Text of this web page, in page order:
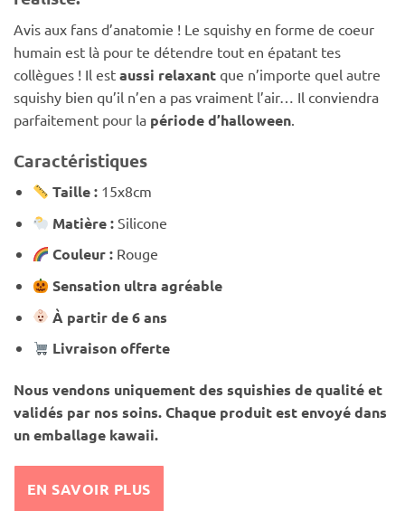
Avis aux fans d’anatomie ! Le squishy en forme de coeur
humain est là pour te détendre tout en épatant tes
collègues ! Il est aussi relaxant que n’importe quel autre
squishy bien qu’il n’en a pas vraiment l’air… Il conviendra
parfaitement pour la période d’halloween
Caractéristiques
Taille : 15x8cm
Matière :Silicone
Couleur : Rouge
Sensation ultra agréable
À partir de 6 ans
Livraison offerte
Nous vendons uniquement des squishies de qualité et
validés par nos soins. Chaque produit est envoyé dans
un emballage kawaii.
EN SAVOIR PLUS